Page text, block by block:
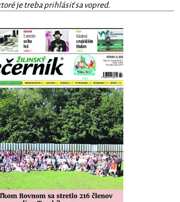
je treba prihlásiť sa vopred.